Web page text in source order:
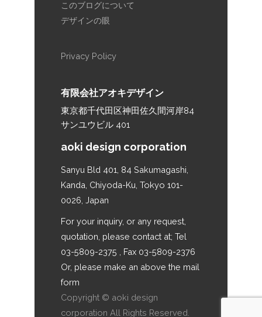
このブログについて
デザインの眼
Privacy Policy
有限会社アオキデザイン
東京都千代田区神田佐久間河岸84
サンユウビル 401
aoki design corporation
Sanyu Bld 401, 84 Sakumagashi,
Kanda, Chiyoda-Ku, Tokyo 101-
0026, Japan
For your inquiry, or any request,
quotation, please contact at; Tel
03-5809-2375 , Fax 03-5809-2376
Or, please make an above the mail
form
Copyright © aoki design
corporation All Rights Reserved.